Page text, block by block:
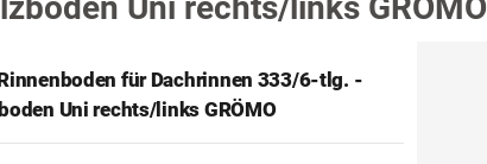
für Dachrinnen 333/6-tlg. -
Uni rechts/links GRÖMO